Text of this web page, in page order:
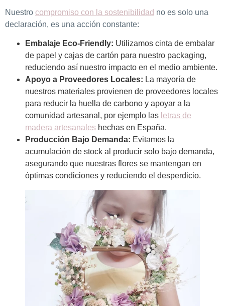
Nuestro compromiso con la sostenibilidad no es solo una
declaración, es una acción constante:
Embalaje Eco-Friendly: Utilizamos cinta de embalar
de papel y cajas de cartón para nuestro packaging,
reduciendo así nuestro impacto en el medio ambiente.
Apoyo a Proveedores Locales: La mayoría de
nuestros materiales provienen de proveedores locales
para reducir la huella de carbono y apoyar a la
comunidad artesanal, por ejemplo las letras de
madera artesanales hechas en España.
Producción Bajo Demanda: Evitamos la
acumulación de stock al producir solo bajo demanda,
asegurando que nuestras flores se mantengan en
óptimas condiciones y reduciendo el desperdicio.